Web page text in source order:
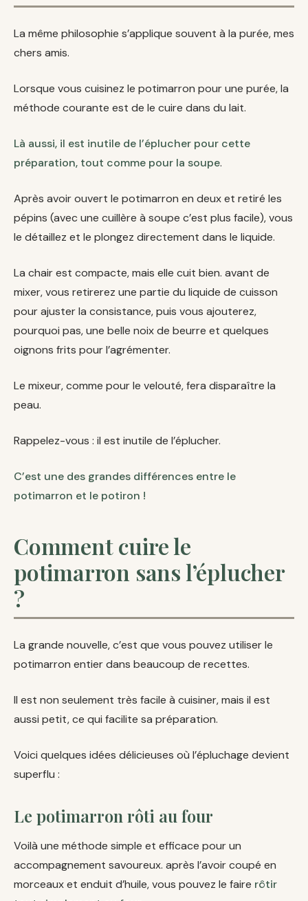
La même philosophie s’applique souvent à la purée, mes
chers amis.
Lorsque vous cuisinez le potimarron pour une purée, la
méthode courante est de le cuire dans du lait.
Là aussi, il est inutile de l’éplucher pour cette
préparation, tout comme pour la soupe.
Après avoir ouvert le potimarron en deux et retiré les
pépins (avec une cuillère à soupe c’est plus facile), vous
le détaillez et le plongez directement dans le liquide.
La chair est compacte, mais elle cuit bien. avant de
mixer, vous retirerez une partie du liquide de cuisson
pour ajuster la consistance, puis vous ajouterez,
pourquoi pas, une belle noix de beurre et quelques
oignons frits pour l’agrémenter.
Le mixeur, comme pour le velouté, fera disparaître la
peau.
Rappelez-vous : il est inutile de l’éplucher.
C’est une des grandes différences entre le
potimarron et le potiron !
Comment cuire le
potimarron sans l’éplucher
?
La grande nouvelle, c’est que vous pouvez utiliser le
potimarron entier dans beaucoup de recettes.
Il est non seulement très facile à cuisiner, mais il est
aussi petit, ce qui facilite sa préparation.
Voici quelques idées délicieuses où l’épluchage devient
superflu :
Le potimarron rôti au four
Voilà une méthode simple et efficace pour un
accompagnement savoureux. après l’avoir coupé en
morceaux et enduit d’huile, vous pouvez le faire rôtir